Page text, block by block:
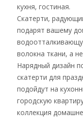
кухня, гостиная.
Скатерти,
подарят вашему
волокна ткани, а
Нарядный дизайн
скатерти для
подойдут на
городскую
коллекция